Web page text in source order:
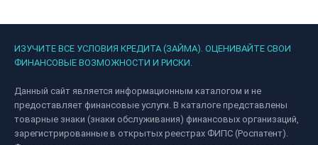
ИЗУЧИТЕ ВСЕ УСЛОВИЯ КРЕДИТА (ЗАЙМА). ОЦЕНИВАЙТЕ СВОИ
ФИНАНСОВЫЕ ВОЗМОЖНОСТИ И РИСКИ.
Данный сайт является информационным каталогом и не
предоставляет финансовые услуги. В каталоге представлены
товарные знаки (знаки обслуживания) финансовых организаций,
зарегистрированные в открытых реестрах ФИПС (Роспатент).